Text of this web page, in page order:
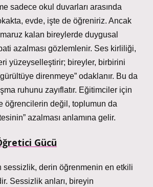
sadece okul duvarları arasında
evde, işte de öğreniriz. Ancak
kalan bireylerde duygusal
azalması gözlemlenir. Ses kirliliği,
yüzeyselleştirir; bireyler, birbirini
direnmeye” odaklanır. Bu da
ruhunu zayıflatır. Eğitimciler için
öğrencilerin değil, toplumun da
azalması anlamına gelir.
Gücü
sessizlik, derin öğrenmenin en etkili
Sessizlik anları, bireyin